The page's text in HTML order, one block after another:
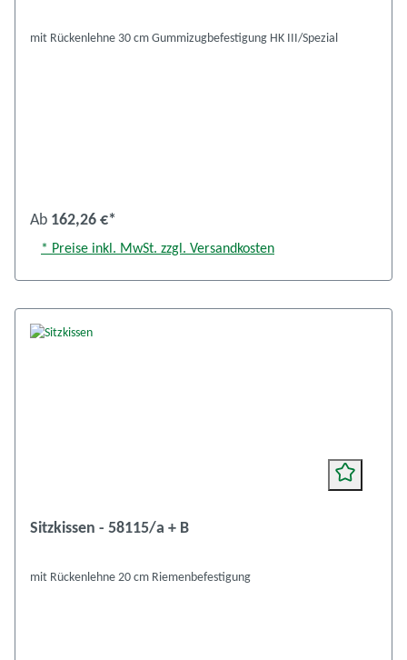
mit Rückenlehne 30 cm Gummizugbefestigung HK III/Spezial
Ab 162,26 €*
* Preise inkl. MwSt. zzgl. Versandkosten
Sitzkissen - 58115/a + B
mit Rückenlehne 20 cm Riemenbefestigung